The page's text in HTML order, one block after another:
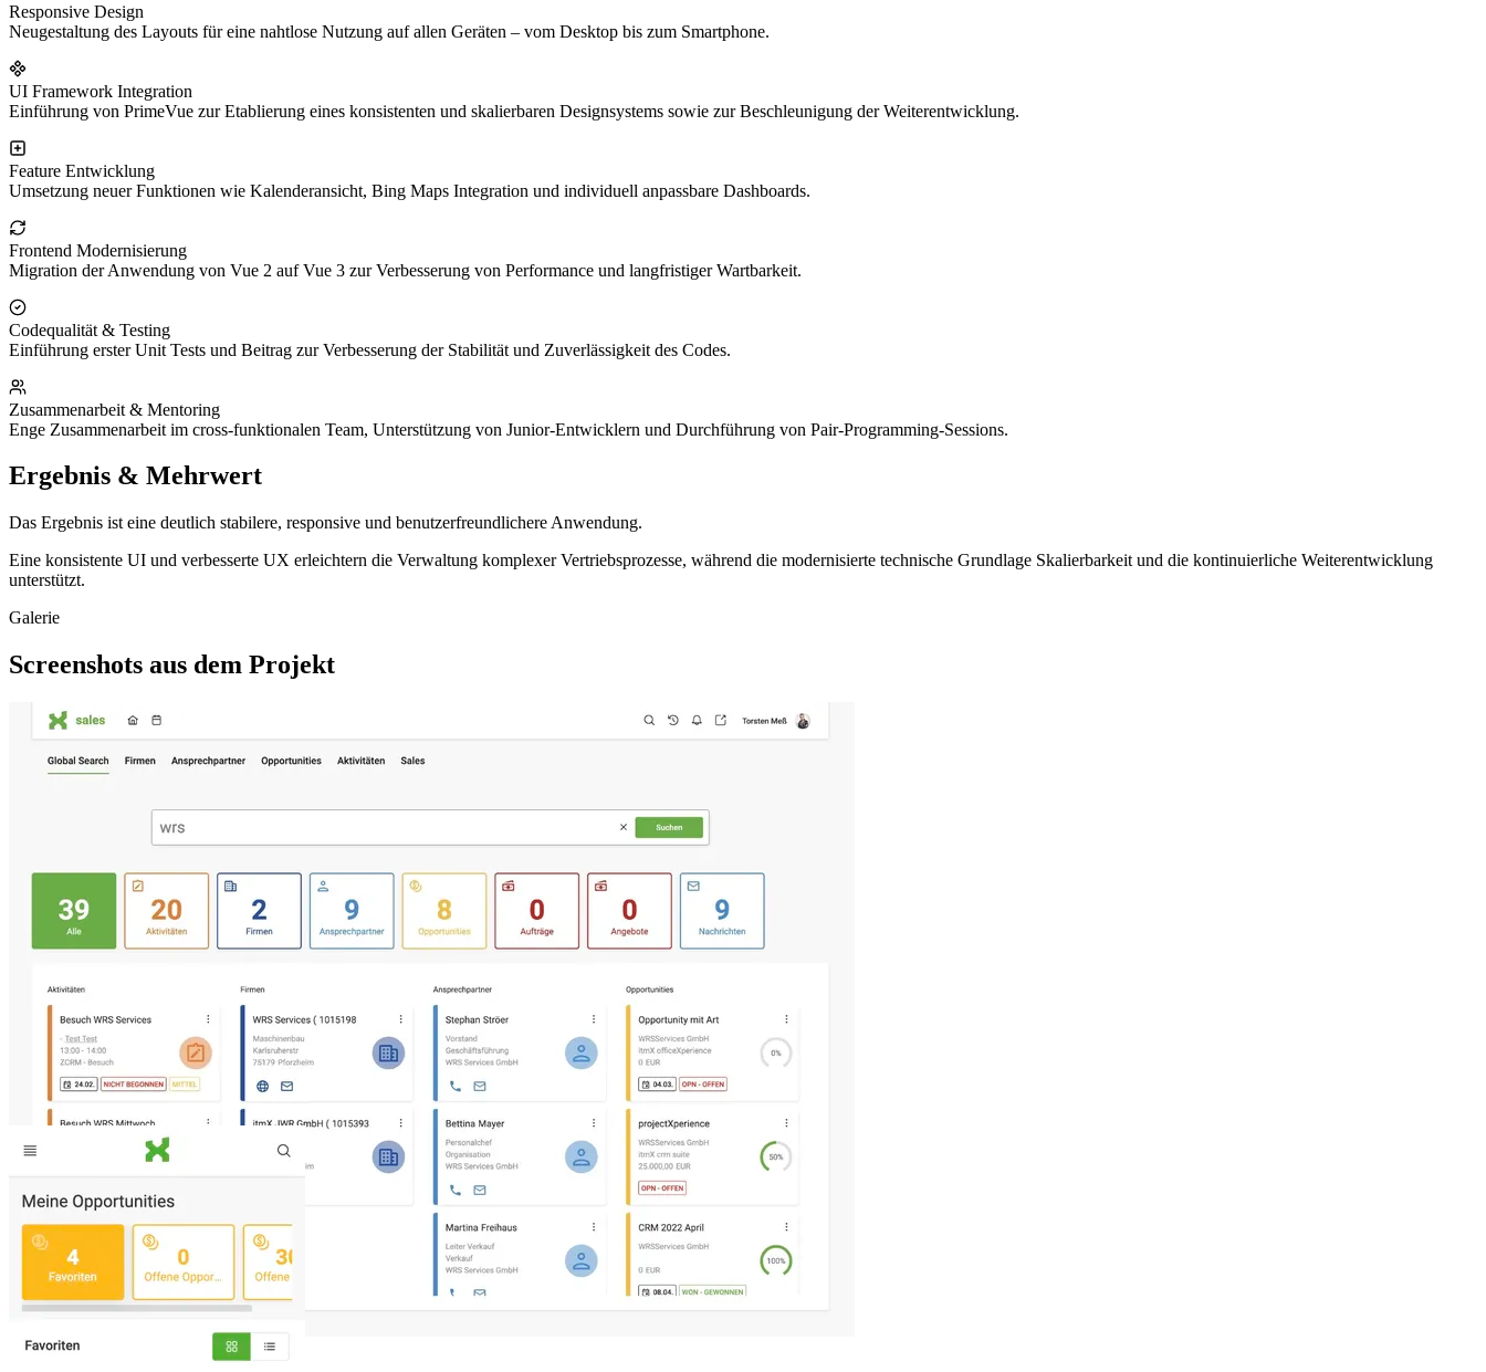
Responsive Design
Neugestaltung des Layouts für eine nahtlose Nutzung auf allen Geräten – vom Desktop bis zum Smartphone.
UI Framework Integration
Einführung von PrimeVue zur Etablierung eines konsistenten und skalierbaren Designsystems sowie zur Beschleunigung der Weiterentwicklung.
Feature Entwicklung
Umsetzung neuer Funktionen wie Kalenderansicht, Bing Maps Integration und individuell anpassbare Dashboards.
Frontend Modernisierung
Migration der Anwendung von Vue 2 auf Vue 3 zur Verbesserung von Performance und langfristiger Wartbarkeit.
Codequalität & Testing
Einführung erster Unit Tests und Beitrag zur Verbesserung der Stabilität und Zuverlässigkeit des Codes.
Zusammenarbeit & Mentoring
Enge Zusammenarbeit im cross-funktionalen Team, Unterstützung von Junior-Entwicklern und Durchführung von Pair-Programming-Sessions.
Ergebnis & Mehrwert
Das Ergebnis ist eine deutlich stabilere, responsive und benutzerfreundlichere Anwendung.
Eine konsistente UI und verbesserte UX erleichtern die Verwaltung komplexer Vertriebsprozesse, während die modernisierte technische Grundlage Skalierbarkeit und die kontinuierliche Weiterentwicklung
unterstützt.
Galerie
Screenshots aus dem Projekt